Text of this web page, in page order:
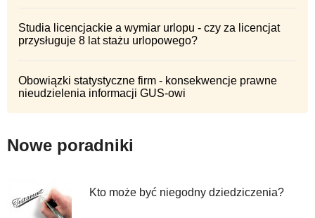
Studia licencjackie a wymiar urlopu - czy za licencjat
przysługuje 8 lat stażu urlopowego?
Obowiązki statystyczne firm - konsekwencje prawne
nieudzielenia informacji GUS-owi
Nowe poradniki
Kto może być niegodny dziedziczenia?